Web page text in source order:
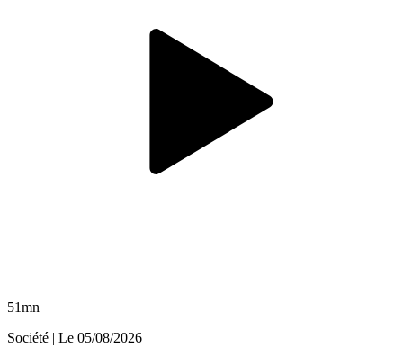
51mn
Société | Le 05/08/2026